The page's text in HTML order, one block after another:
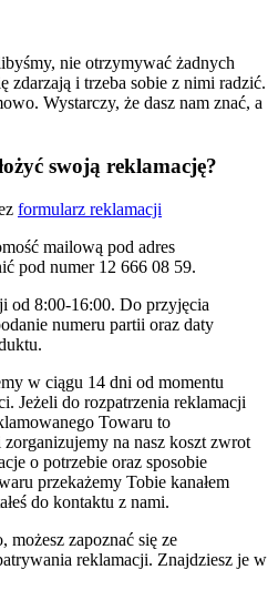
nie otrzymywać żadnych
zdarzają i trzeba sobie z nimi radzić.
Wystarczy, że dasz nam znać, a
swoją reklamację?
formularz reklamacji
mailową pod adres
pod numer 12 666 08 59.
od 8:00-16:00. Do przyjęcia
numeru partii oraz daty
w ciągu 14 dni od momentu
Jeżeli do rozpatrzenia reklamacji
Towaru to
na nasz koszt zwrot
o potrzebie oraz sposobie
przekażemy Tobie kanałem
do kontaktu z nami.
możesz zapoznać się ze
reklamacji. Znajdziesz je w